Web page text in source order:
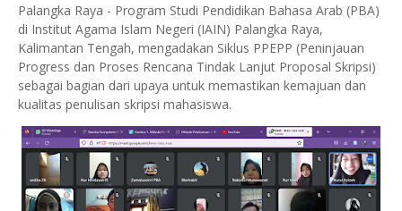
Palangka Raya - Program Studi Pendidikan Bahasa Arab (PBA)
di Institut Agama Islam Negeri (IAIN) Palangka Raya,
Kalimantan Tengah, mengadakan Siklus PPEPP (Peninjauan
Progress dan Proses Rencana Tindak Lanjut Proposal Skripsi)
sebagai bagian dari upaya untuk memastikan kemajuan dan
kualitas penulisan skripsi mahasiswa.